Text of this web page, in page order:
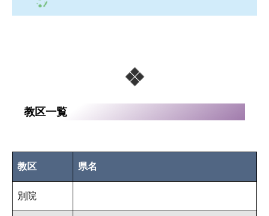
教区一覧
教区 県名
別院